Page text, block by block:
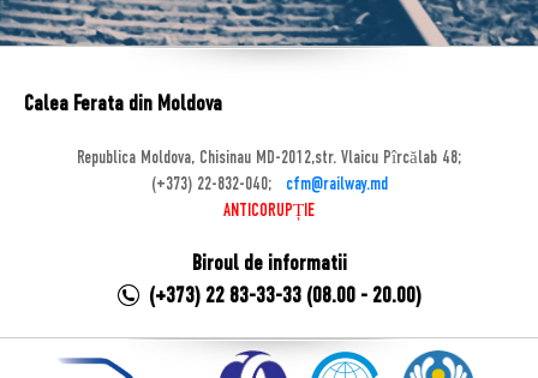
Calea Ferata din Moldova
Republica Moldova, Chisinau MD-2012,str. Vlaicu Pîrcălab 48;
(+373) 22-832-040;
cfm@railway.md
ANTICORUPȚIE
Biroul de informatii
(+373) 22 83-33-33 (08.00 - 20.00)